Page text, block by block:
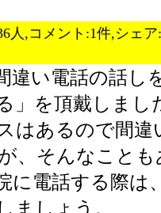
人,コメント:1件,シェア
違い電話の話し
」を頂戴しまし
はあるので間違
、そんなこと
に電話する際は
ましょう。